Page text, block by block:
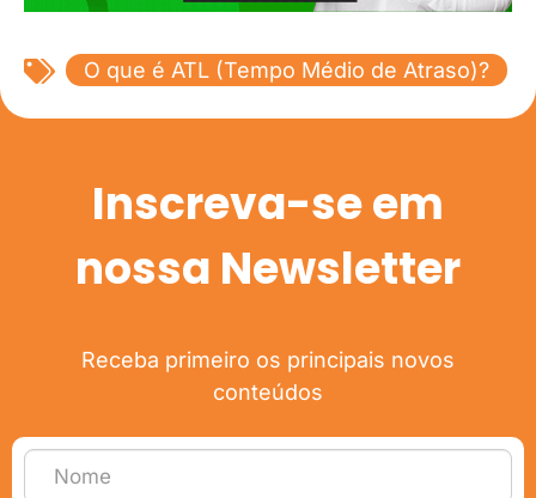
O que é ATL (Tempo Médio de Atraso)?
Inscreva-se em
nossa Newsletter
Receba primeiro os principais novos
conteúdos